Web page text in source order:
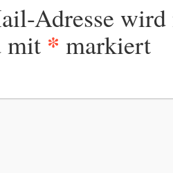
Adresse
mit * markiert